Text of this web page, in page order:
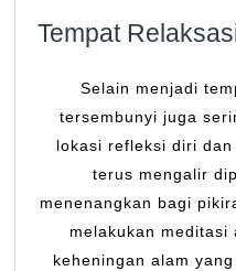
Tempat
Selain menjadi
tersembunyi juga
lokasi refleksi diri
terus mengalir
menenangkan bagi
melakukan meditasi
keheningan alam